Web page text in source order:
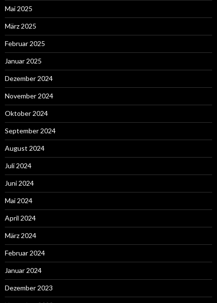
Mai 2025
März 2025
Februar 2025
Januar 2025
Dezember 2024
November 2024
Oktober 2024
September 2024
August 2024
Juli 2024
Juni 2024
Mai 2024
April 2024
März 2024
Februar 2024
Januar 2024
Dezember 2023